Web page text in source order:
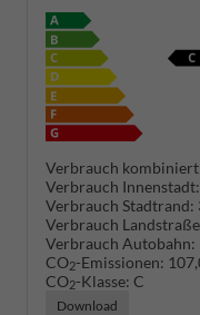
Verbrauch
Verbrauch Innenstadt:
Verbrauch Stadtrand:
Verbrauch
Verbrauch Autobahn:
CO2-Emissionen:
CO2-Klasse: C
Download